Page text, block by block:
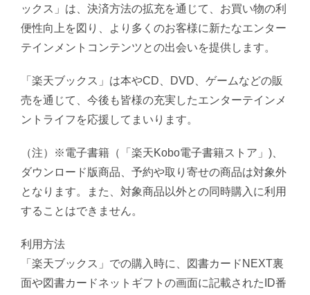
ックス」は、決済方法の拡充を通じて、お買い物の利
便性向上を図り、より多くのお客様に新たなエンター
テインメントコンテンツとの出会いを提供します。
「楽天ブックス」は本やCD、DVD、ゲームなどの販
売を通じて、今後も皆様の充実したエンターテインメ
ントライフを応援してまいります。
（注）※電子書籍（「楽天Kobo電子書籍ストア」)、
ダウンロード版商品、予約や取り寄せの商品は対象外
となります。また、対象商品以外との同時購入に利用
することはできません。
利用方法
「楽天ブックス」での購入時に、図書カードNEXT裏
面や図書カードネットギフトの画面に記載されたID番